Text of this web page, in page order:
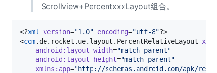
Scrollview+PercentxxxLayout组合。
<?xml version="1.0" encoding="utf-8"?>
<com.de.rocket.ue.layout.PercentRelativeLayout
android: layout_width="match_parent"
android: layout_height="match_parent"
xmlns : app="http://schemas.android.com/apk/res-